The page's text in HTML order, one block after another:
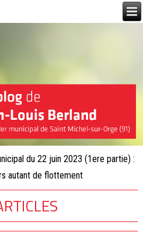
du 22 juin 2023 (1ere partie) :
autant de flottement